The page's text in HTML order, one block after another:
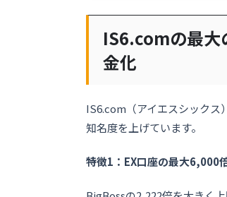
IS6.comの最大
金化
IS6.com（アイエスシックス
知名度を上げています。
特徴1：EX口座の最大6,000